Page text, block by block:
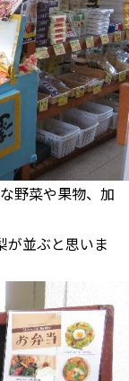
野菜や果物、加
が並ぶと思いま